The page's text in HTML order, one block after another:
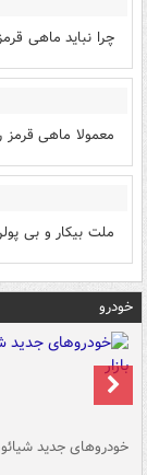
چرا نباید ماهی
معمولا ماهی
ملت بیکار و بی
خودرو
خودروهای جدید